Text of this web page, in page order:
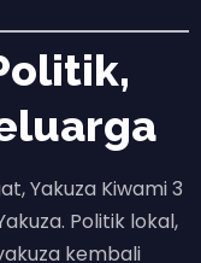
Yakuza Kiwami 3
Politik lokal,
kembali